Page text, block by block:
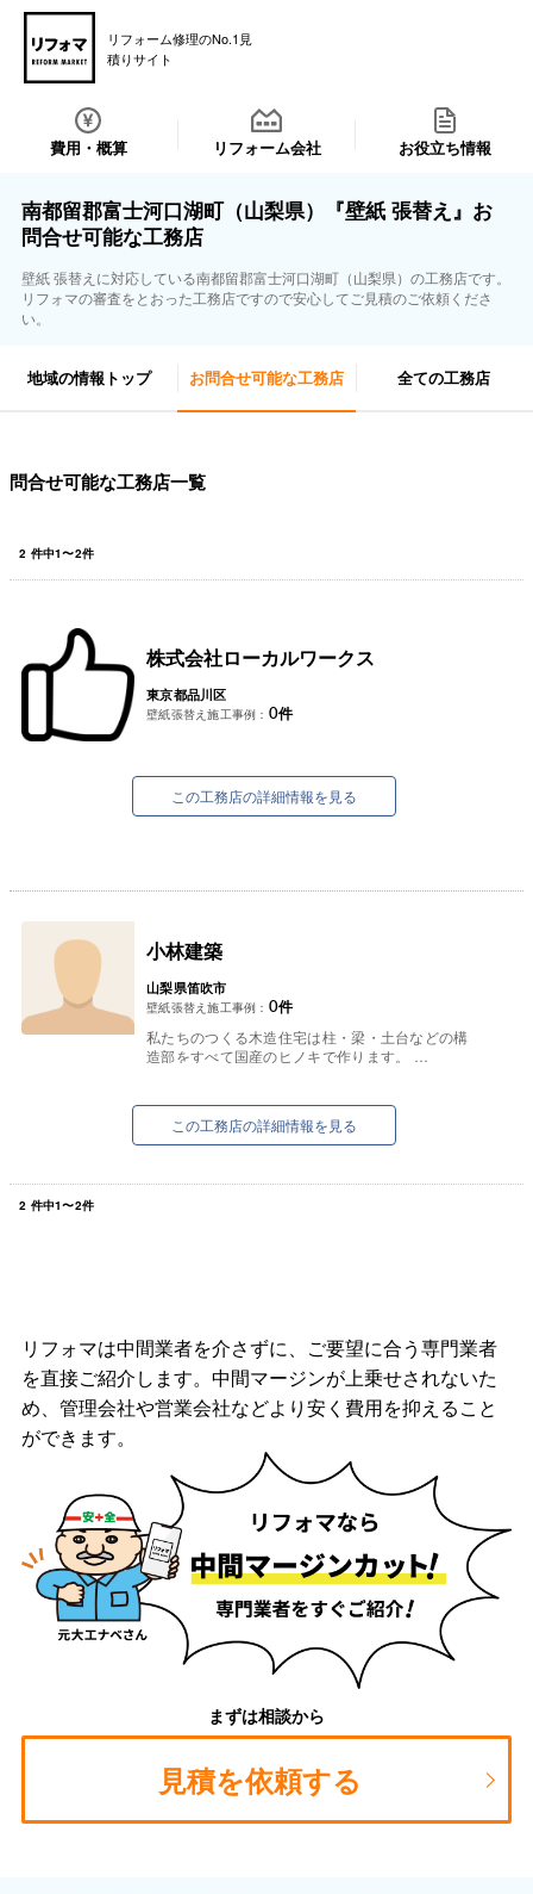
リフォーム修理のNo.1見
積りサイト
費用・概算 リフォーム会社 お役立ち情報
南都留郡富士河口湖町（山梨県）『壁紙 張替え』お
問合せ可能な工務店
壁紙 張替えに対応している南都留郡富士河口湖町（山梨県）の工務店です。
リフォマの審査をとおった工務店ですので安心してご見積のご依頼くださ
い。
地域の情報トップ お問合せ可能な工務店 全ての工務店
問合せ可能な工務店一覧
2 件中1〜2件
株式会社ローカルワークス
東京都品川区
壁紙張替え施工事例： 0件
この工務店の詳細情報を見る
小林建築
山梨県笛吹市
壁紙張替え施工事例： 0件
私たちのつくる木造住宅は柱・梁・土台などの構
造部をすべて国産のヒノキで作ります。
この工務店の詳細情報を見る
2 件中1〜2件
リフォマは中間業者を介さずに、ご要望に合う専門業者
を直接ご紹介します。中間マージンが上乗せされないた
め、管理会社や営業会社などより安く費用を抑えること
ができます。
まずは相談から
見積を依頼する